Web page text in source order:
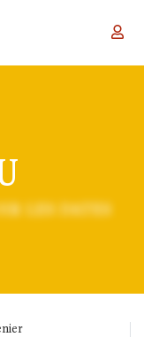
LES DATES